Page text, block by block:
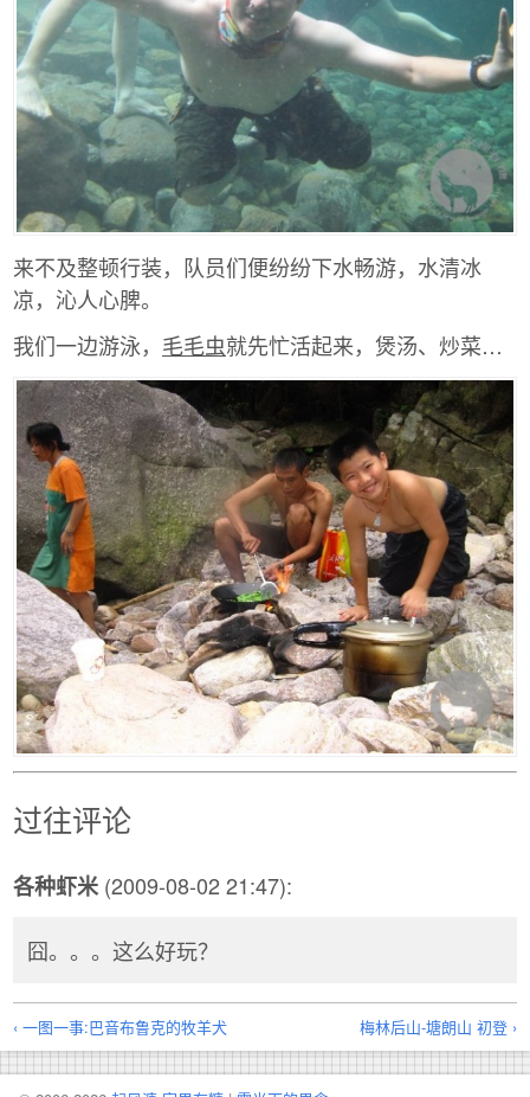
来不及整顿行装，队员们便纷纷下水畅游，水清冰
凉，沁人心脾。
我们一边游泳， 毛毛虫就先忙活起来，煲汤、炒菜…
过往评论
各种虾米 (2009-08-02 21:47):
囧。。。这么好玩？
‹ 一图一事:巴音布鲁克的牧羊犬 梅林后山-塘朗山 初登 ›